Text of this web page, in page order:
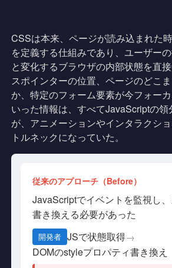
CSSは本来、ページが読み込まれた
を定義する仕組みであり、ユーザー
と変化するブラウザの内部状態を直
スポインターの位置、ページのどこ
か、特定のフォーム要素が今フォー
いった情報は、すべてJavaScriptの
が、アニメーションやインタラクシ
トルネックになっていた。
従来のアプローチ（Before）
JavaScriptでイベントを監視し
書き換える必要があった
開発者 JSで状態取得→
DOMのstyleプロパティ書き換え